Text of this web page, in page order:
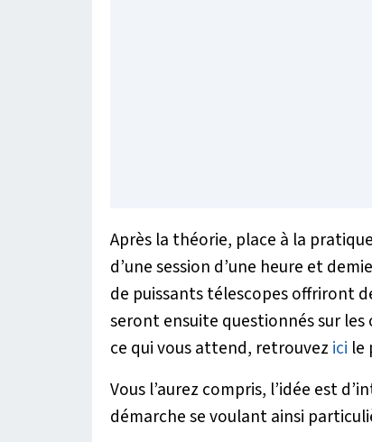
Après la théorie, place à la
d’une session d’une heure et
de puissants télescopes offriront
seront ensuite questionnés sur
ce qui vous attend, retrouvez ici le
Vous l’aurez compris, l’idée est
démarche se voulant ainsi